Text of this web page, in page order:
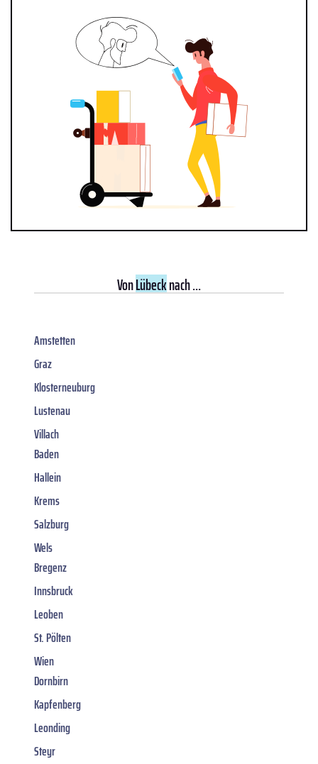
VonLübecknach ...
Amstetten
Graz
Klosterneuburg
Lustenau
Villach
Baden
Hallein
Krems
Salzburg
Wels
Bregenz
Innsbruck
Leoben
St. Pölten
Wien
Dornbirn
Kapfenberg
Leonding
Steyr